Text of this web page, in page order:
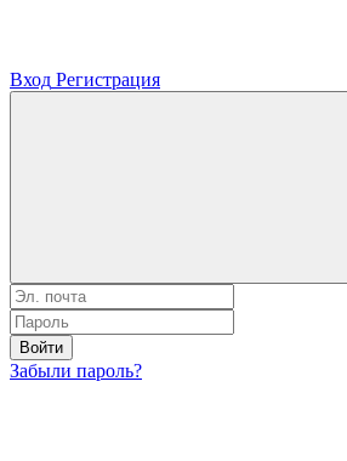
Вход Регистрация
Войти
Забыли пароль?